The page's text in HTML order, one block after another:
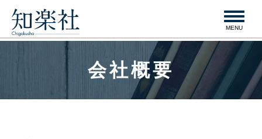
navigation
MENU
会社概要